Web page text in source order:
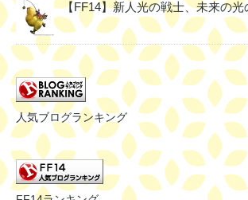
【FF14】新人光の戦士、未来の光
人気ブログランキング